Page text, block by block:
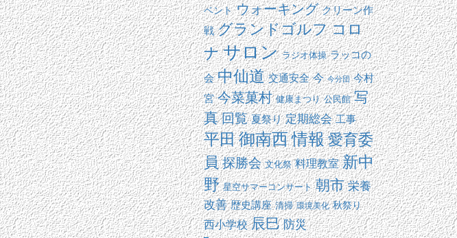
ベント ウォーキング クリーン作
戦 グランドゴルフ コロ
ナ サロン ラジオ体操 ラッコの
会 中仙道 交通安全 今 今分団 今村
宮 今菜菓村 健康まつり 公民館 写
真 回覧 夏祭り 定期総会 工事
平田御南西情報 愛育委
員 探勝会 文化祭 料理教室 新中
野 星空サマーコンサート 朝市 栄養
改善 歴史講座 清掃 環境美化 秋祭り
西小学校 辰巳 防災